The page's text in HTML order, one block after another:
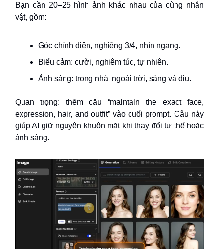
Bạn cần 20–25 hình ảnh khác nhau của cùng nhân
vật, gồm:
Góc chính diện, nghiêng 3/4, nhìn ngang.
Biểu cảm: cười, nghiêm túc, tự nhiên.
Ánh sáng: trong nhà, ngoài trời, sáng và dịu.
Quan trọng: thêm câu “maintain the exact face,
expression, hair, and outfit” vào cuối prompt. Câu này
giúp AI giữ nguyên khuôn mặt khi thay đổi tư thế hoặc
ánh sáng.